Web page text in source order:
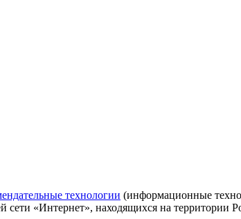
технологии (информационные
сети «Интернет», находящихся на территории